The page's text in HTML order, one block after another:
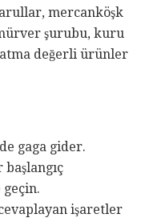
mercanköşk
şurubu, kuru
değerli ürünler
gaga gider.
geçin.
işaretler